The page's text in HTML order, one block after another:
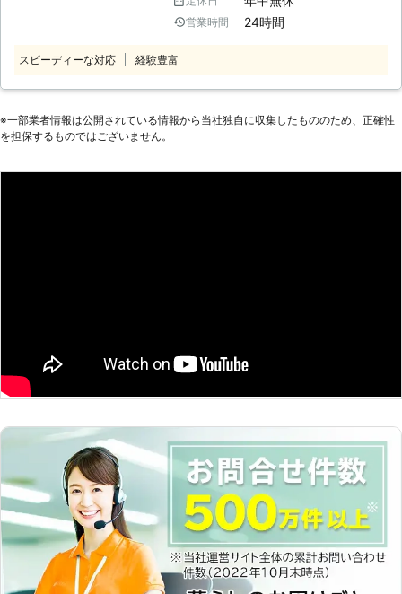
か！」という状況でバッテリー上がり
で困ったときは、ぜひ弊社のことを思
記のような方法で、弊社はお客様のバ
急に動かなくなってしまい、気が動転
りの方に対応している業者です。 東
京都府中市に拠点を構えていますの
リーが上がったらすぐに何とかした
い」と思う方もいるでしょう。しか
し、バッテリーの充電を知識がないま
おそれもあるのです。 車のバッテリ
リーを使うことで充電できます。この
め、運転中や出先のバッテリー切れに
も臨機応変に対応することが可能で
で、お客様に安心していただくことが
できます。
い……」 そのようなバッテリートラブ
ルでお困りの際は、弊社「サンダーバ
ださい。 車のレスキュー隊としてバ
題解決に努めます。 【バッテリー上
バッテリーが上がった際に電気を供給
かったりします。 逆に供給する電圧
がり、最悪の場合だと火災などの事故
安心安全なバッテリー復旧をお求めな
らば、弊社にお任せください。 自動
車整備のプロが、乗用車やトラックな
どの種類に応じた電圧で電気を供給し
ます。 【自動車トラブルならロード
サービス！24時間365日サポート】
車のトラブルはいつどのような状況で
発生するか分かりません。 仕事や買
営業時間 24時間
スピーディーな対応 経験豊富
※⼀部業者情報は公開されている情報から当社独⾃に収集したもののため、正確性
を担保するものではございません。